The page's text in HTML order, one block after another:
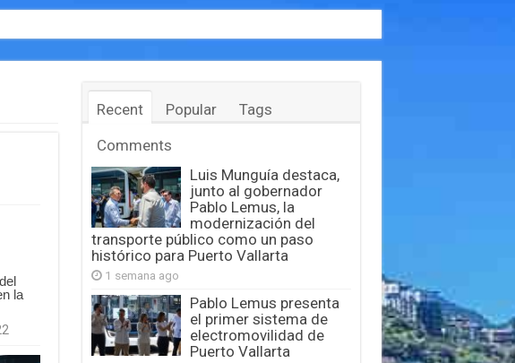
la
Recent Popular
Tags
Comments
Luis Munguía destaca,
junto al gobernador
Pablo Lemus, la
modernización del
transporte público como un paso
histórico para Puerto Vallarta
1 semana ago
Pablo Lemus presenta
el primer sistema de
electromovilidad de
Puerto Vallarta